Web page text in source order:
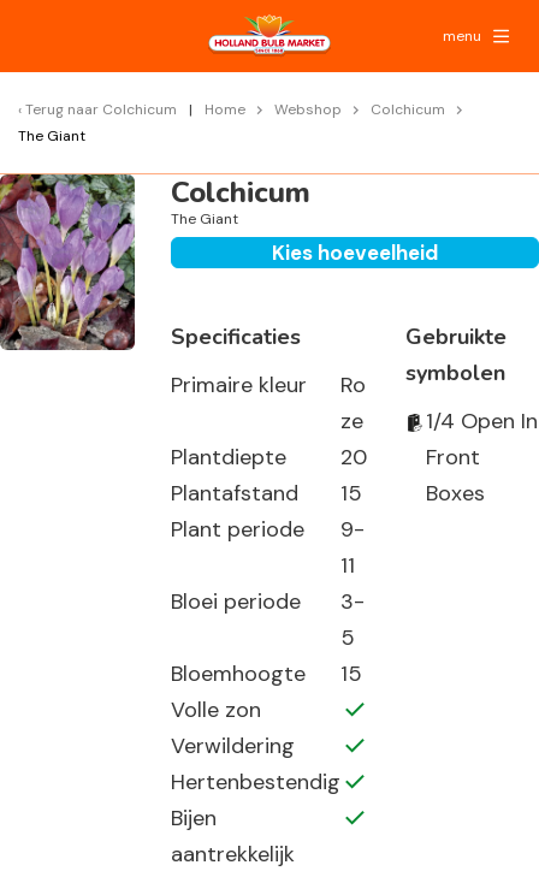
menu
Terug naar Colchicum Home Webshop
Colchicum
The Giant
Colchicum
The Giant
Kies hoeveelheid
Specificaties
Primaire kleur
Ro
ze
Plantdiepte
20
Plantafstand
15
Plant periode
9-
11
Bloei periode
3-
5
Bloemhoogte
15
Volle zon
Verwildering
Hertenbestendig
Bijen
aantrekkelijk
Gebruikte
symbolen
1/4 Open In
Front
Boxes